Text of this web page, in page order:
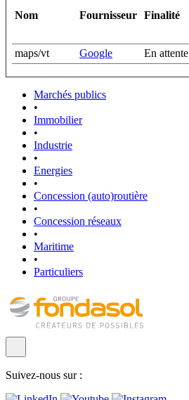
Nom Fournisseur Finalité
maps/vt
Google En attente
Marchés publics
•
Immobilier
•
Industrie
•
Energies
•
Concession (auto)routière
•
Concession réseaux
•
Maritime
•
Particuliers
Suivez-nous sur :